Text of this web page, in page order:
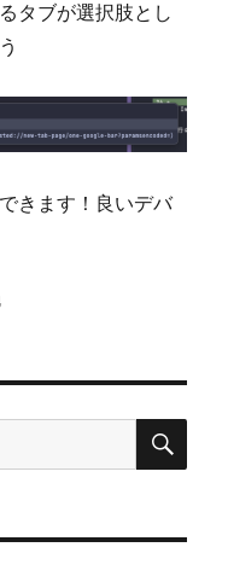
タブが選択肢とし
きます！良いデバ